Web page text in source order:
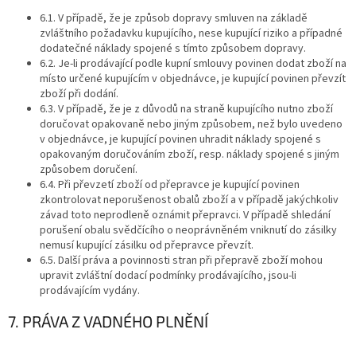
6.1. V případě, že je způsob dopravy smluven na základě
zvláštního požadavku kupujícího, nese kupující riziko a případné
dodatečné náklady spojené s tímto způsobem dopravy.
6.2. Je-li prodávající podle kupní smlouvy povinen dodat zboží na
místo určené kupujícím v objednávce, je kupující povinen převzít
zboží při dodání.
6.3. V případě, že je z důvodů na straně kupujícího nutno zboží
doručovat opakovaně nebo jiným způsobem, než bylo uvedeno
v objednávce, je kupující povinen uhradit náklady spojené s
opakovaným doručováním zboží, resp. náklady spojené s jiným
způsobem doručení.
6.4. Při převzetí zboží od přepravce je kupující povinen
zkontrolovat neporušenost obalů zboží a v případě jakýchkoliv
závad toto neprodleně oznámit přepravci. V případě shledání
porušení obalu svědčícího o neoprávněném vniknutí do zásilky
nemusí kupující zásilku od přepravce převzít.
6.5. Další práva a povinnosti stran při přepravě zboží mohou
upravit zvláštní dodací podmínky prodávajícího, jsou-li
prodávajícím vydány.
7. PRÁVA Z VADNÉHO PLNĚNÍ